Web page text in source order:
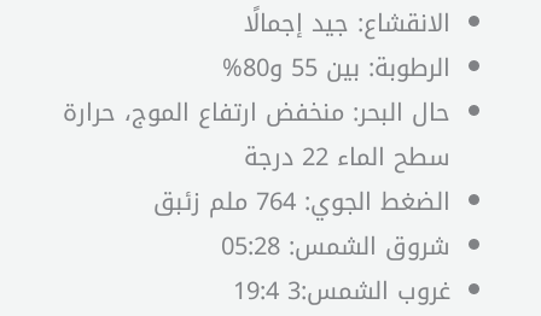
الانقشاع: جيد إجمالًا
الرطوبة: بين 55 و80%
حال البحر: منخفض ارتفاع الموج، حرارة
سطح الماء 22 درجة
الضغط الجوي: 764 ملم زئبق
شروق الشمس: 05:28
غروب الشمس:3 19:4